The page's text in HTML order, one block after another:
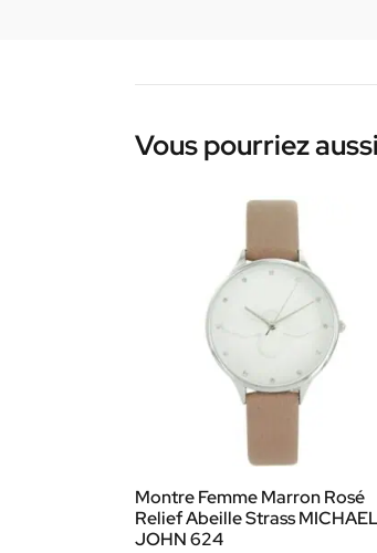
Vous pourriez
Montre Femme Marron Rosé
Relief Abeille Strass
JOHN 624